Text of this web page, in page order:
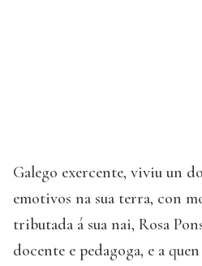
Galego exercente, viviu un
emotivos na sua terra, con
tributada á sua nai, Rosa
docente e pedagoga, e a